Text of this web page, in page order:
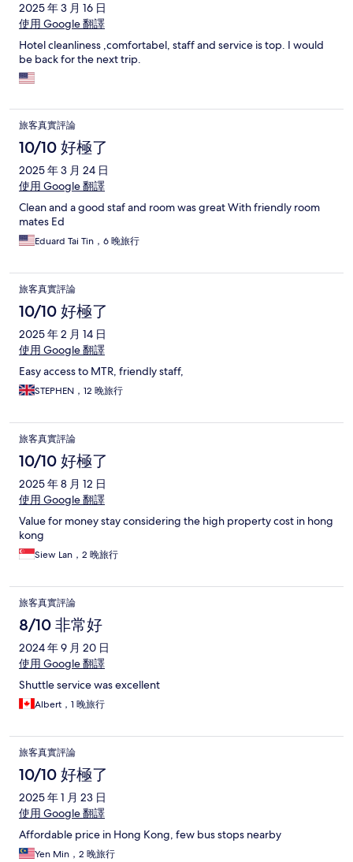
2025 年 3 月 16 日
使用 Google 翻譯
Hotel cleanliness ,comfortabel, staff and service is top. I would
be back for the next trip.
旅客真實評論
10/10 好極了
2025 年 3 月 24 日
使用 Google 翻譯
Clean and a good staf and room was great With friendly room
mates Ed
Eduard Tai Tin，6 晚旅行
旅客真實評論
10/10 好極了
2025 年 2 月 14 日
使用 Google 翻譯
Easy access to MTR, friendly staff,
STEPHEN，12 晚旅行
旅客真實評論
10/10 好極了
2025 年 8 月 12 日
使用 Google 翻譯
Value for money stay considering the high property cost in hong
kong
Siew Lan，2 晚旅行
旅客真實評論
8/10 非常好
2024 年 9 月 20 日
使用 Google 翻譯
Shuttle service was excellent
Albert，1 晚旅行
旅客真實評論
10/10 好極了
2025 年 1 月 23 日
使用 Google 翻譯
Affordable price in Hong Kong, few bus stops nearby
Yen Min，2 晚旅行